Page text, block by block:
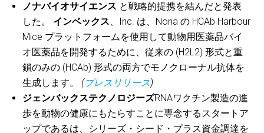
ノナバイオサイエンス と戦略的提携を結んだと発表
した。 インベックス、Inc. は、Nona の HCAb Harbour
Mice プラットフォームを使用して動物用医薬品バイ
オ医薬品を開発するために、従来の (H2L2) 形式と重
鎖のみの (HCAb) 形式の両方でモノクローナル抗体を
生成します。 (プレスリリース)
ジェンバックステクノロジーズRNAワクチン製造の進
歩を動物の健康にもたらすことに専念するスタートア
ップであるは、シリーズ・シード・プラス資金調達を